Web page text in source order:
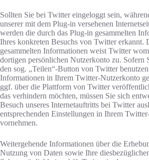
Sollten Sie bei Twitter eingeloggt sein,
unserer mit dem Plug-in versehenen
werden die durch das Plug-in gesammelten
Ihres konkreten Besuchs von Twitter erkannt.
gesammelten Informationen weist Twitter
dortigen persönlichen Nutzerkonto zu. Sofern
den sog. „Teilen“-Button von Twitter
Informationen in Ihrem Twitter-Nutzerkonto
ggf. über die Plattform von Twitter
das verhindern möchten, müssen Sie sich
Besuch unseres Internetauftritts bei Twitter
entsprechenden Einstellungen in Ihrem
vornehmen.
Weitergehende Informationen über die
Nutzung von Daten sowie Ihre